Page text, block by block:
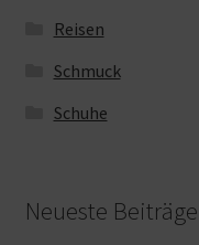
Reisen
Schmuck
Schuhe
Neueste Beiträge